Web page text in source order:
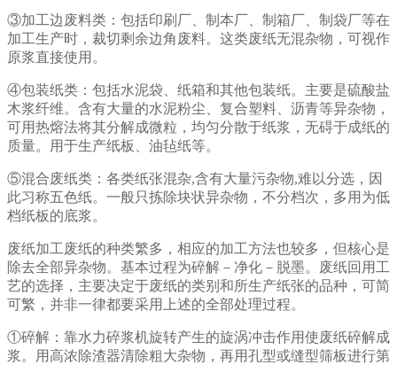
③加工边废料类：包括印刷厂、制本厂、制箱厂、制袋厂等在
加工生产时，裁切剩余边角废料。这类废纸无混杂物，可视作
原浆直接使用。
④包装纸类：包括水泥袋、纸箱和其他包装纸。主要是硫酸盐
木浆纤维。含有大量的水泥粉尘、复合塑料、沥青等异杂物，
可用热熔法将其分解成微粒，均匀分散于纸浆，无碍于成纸的
质量。用于生产纸板、油毡纸等。
⑤混合废纸类：各类纸张混杂,含有大量污杂物,难以分选，因
此习称五色纸。一般只拣除块状异杂物，不分档次，多用为低
档纸板的底浆。
废纸加工废纸的种类繁多，相应的加工方法也较多，但核心是
除去全部异杂物。基本过程为碎解－净化－脱墨。废纸回用工
艺的选择，主要决定于废纸的类别和所生产纸张的品种，可简
可繁，并非一律都要采用上述的全部处理过程。
①碎解：靠水力碎浆机旋转产生的旋涡冲击作用使废纸碎解成
浆。用高浓除渣器清除粗大杂物，再用孔型或缝型筛板进行第